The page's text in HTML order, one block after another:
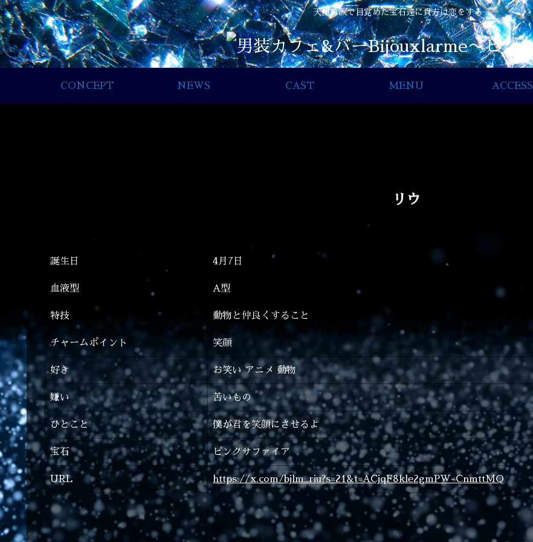
天使の涙で目覚めた宝石達に貴方は恋をする――
CONCEPT NEWS CAST MENU ACCESS
リウ
誕生日 4月7日
血液型 A型
特技 動物と仲良くすること
チャームポイント 笑顔
好き お笑い アニメ 動物
嫌い 苦いもの
ひとこと 僕が君を笑顔にさせるよ
宝石 ピンクサファイア
URL https://x.com/bjlm_riu?s=21&t=ACjqF8kle2gmPW-CnmttMQ